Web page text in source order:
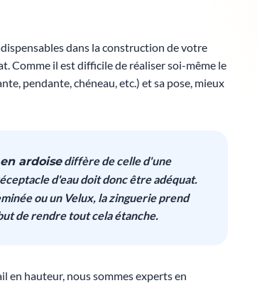
dans la construction de votre
Comme il est difficile de réaliser soi-même le
pendante, chéneau, etc.) et sa pose, mieux
ardoisediffère de celle d'une
d'eau doit donc être adéquat.
ou un Velux, la zinguerie prend
de rendre tout cela étanche.
en hauteur, nous sommes experts en